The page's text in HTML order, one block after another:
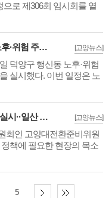
로 제306회 임시회를 열
[고양뉴스]
민경선 고양시장, 행신동 노후·위험 주택 방문 및 독거노인 돌봄 우유배달 사업 협약
덕양구 행신동 노후·위험
실시했다. 이번 일정은 노
[고양뉴스]
고양시장 인수위 현장방문 실시··일산 재건축 사업성 확보·원마운트 회생안 등 검토
회인 고양대전환준비위원
책에 필요한 현장의 목소
5